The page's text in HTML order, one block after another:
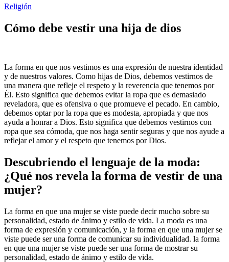
Religión
Cómo debe vestir una hija de dios
La forma en que nos vestimos es una expresión de nuestra identidad
y de nuestros valores. Como hijas de Dios, debemos vestirnos de
una manera que refleje el respeto y la reverencia que tenemos por
Él. Esto significa que debemos evitar la ropa que es demasiado
reveladora, que es ofensiva o que promueve el pecado. En cambio,
debemos optar por la ropa que es modesta, apropiada y que nos
ayuda a honrar a Dios. Esto significa que debemos vestirnos con
ropa que sea cómoda, que nos haga sentir seguras y que nos ayude a
reflejar el amor y el respeto que tenemos por Dios.
Descubriendo el lenguaje de la moda:
¿Qué nos revela la forma de vestir de una
mujer?
La forma en que una mujer se viste puede decir mucho sobre su
personalidad, estado de ánimo y estilo de vida. La moda es una
forma de expresión y comunicación, y la forma en que una mujer se
viste puede ser una forma de comunicar su individualidad. la forma
en que una mujer se viste puede ser una forma de mostrar su
personalidad, estado de ánimo y estilo de vida.